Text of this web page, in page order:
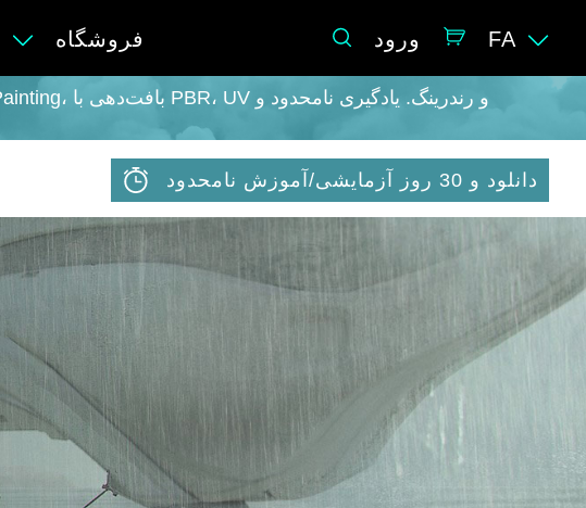
فروشگاه ورود FA
دانلود و 30 روز آزمایشی/آموزش نامحدود